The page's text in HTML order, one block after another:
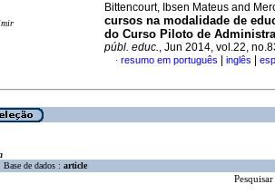
Bittencourt, Ibsen Mateus and
cursos na modalidade de
do Curso Piloto de
públ. educ., Jun 2014, vol.22,
· resumo em português inglês
Base de dados : article